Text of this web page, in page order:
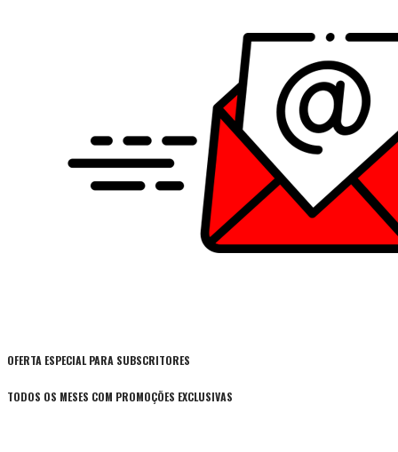
OFERTA ESPECIAL PARA SUBSCRITORES
TODOS OS MESES COM PROMOÇÕES EXCLUSIVAS